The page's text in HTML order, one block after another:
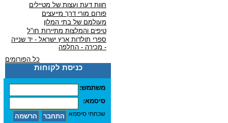
חוות דעת ועצות של מטיילים
פורום מורי דרך מייעצים
מעולמם של בתי המלון
טיפים והמלצות מתיירות חו"ל
ספרי תולדות ארץ ישראל - יד שנייה
- מכירה - החלפה
כל הפורומים
כניסת לקוחות
משתמש:
סיסמא:
שכחתי סיסמא